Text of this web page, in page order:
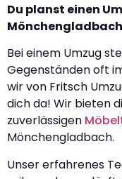
Du planst einen
Bei einem Umzug
Gegenständen oft
wir von Fritsch
dich da! Wir bieten
zuverlässigen
Mönchengladbach.
Unser erfahrenes